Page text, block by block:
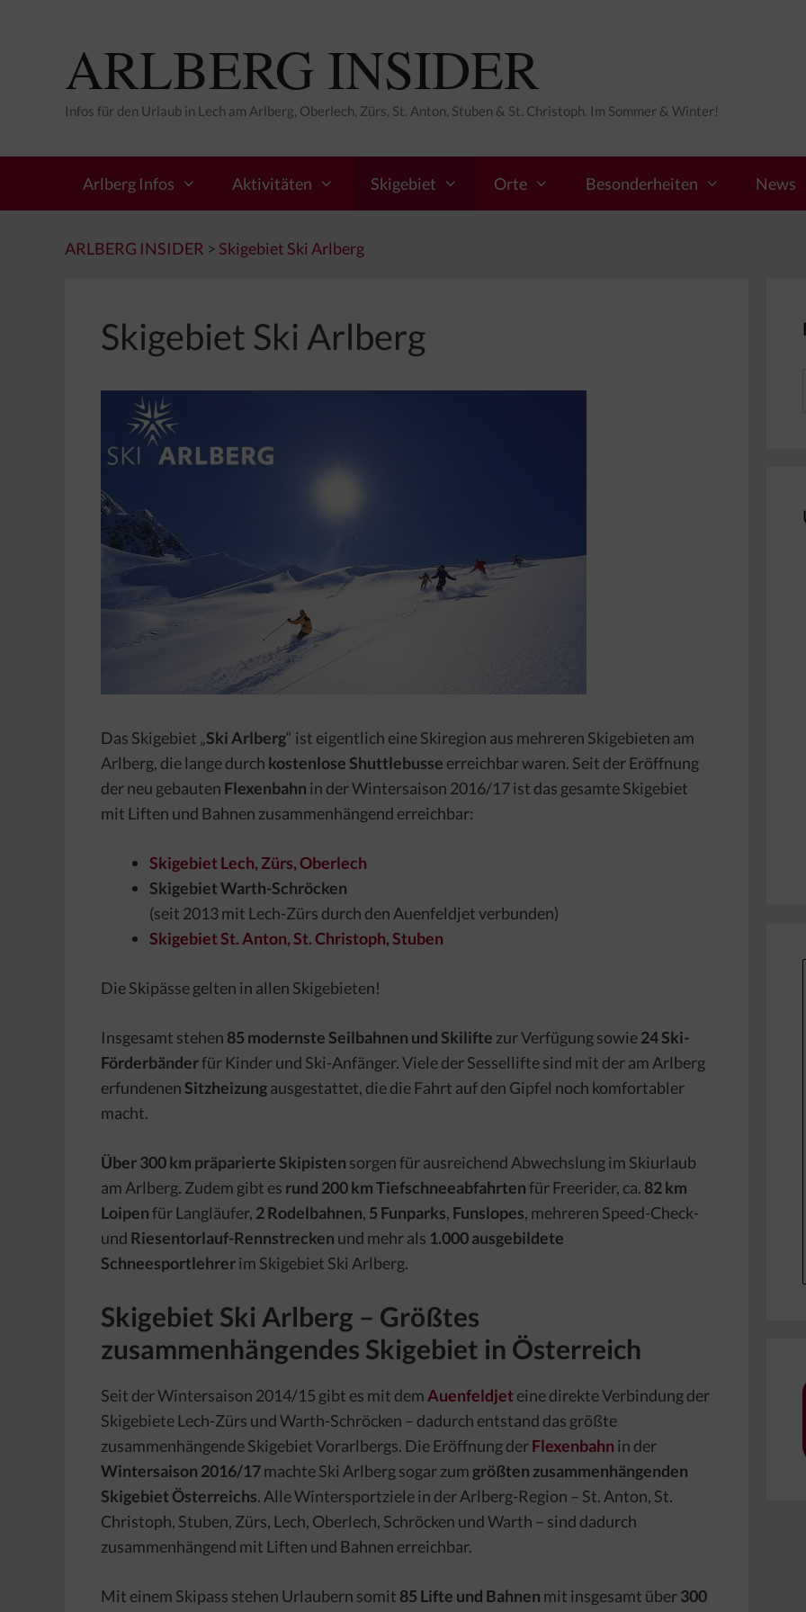
ARLBERG INSIDER
Infos für den Urlaub in Lech am Arlberg, Oberlech, Zürs, St. Anton, Stuben & St. Christoph. Im Sommer & Winter!
Arlberg Infos Aktivitäten Skigebiet Orte Besonderheiten News
ARLBERG INSIDER > Skigebiet Ski Arlberg
Skigebiet Ski Arlberg
Das Skigebiet „Ski Arlberg“ ist eigentlich eine Skiregion aus mehreren Skigebieten am
Arlberg, die lange durch kostenlose Shuttlebusse erreichbar waren. Seit der Eröffnung
der neu gebauten Flexenbahn in der Wintersaison 2016/17 ist das gesamte Skigebiet
mit Liften und Bahnen zusammenhängend erreichbar:
Skigebiet Lech, Zürs, Oberlech
Skigebiet Warth-Schröcken
(seit 2013 mit Lech-Zürs durch den Auenfeldjet verbunden)
Skigebiet St. Anton, St. Christoph, Stuben
Die Skipässe gelten in allen Skigebieten!
Insgesamt stehen 85 modernste Seilbahnen und Skilifte zur Verfügung sowie24 Ski-
Förderbänderfür Kinder und Ski-Anfänger. Viele der Sessellifte sind mit der am Arlberg
erfundenenSitzheizungausgestattet, die die Fahrt auf den Gipfel noch komfortabler
macht.
Über 300 km präparierte Skipisten sorgen für ausreichend Abwechslung im Skiurlaub
am Arlberg. Zudem gibt es rund 200 km Tiefschneeabfahrtenfür Freerider, ca. 82 km
Loipenfür Langläufer, 2 Rodelbahnen, 5 Funparks, Funslopes, mehreren Speed-Check-
und Riesentorlauf-Rennstrecken und mehr als 1.000 ausgebildete
Schneesportlehrerim Skigebiet Ski Arlberg.
Skigebiet Ski Arlberg – Größtes
zusammenhängendes Skigebiet in Österreich
Seit der Wintersaison 2014/15 gibt es mit demAuenfeldjeteine direkte Verbindung der
Skigebiete Lech-Zürs und Warth-Schröcken – dadurch entstand das größte
zusammenhängende Skigebiet Vorarlbergs. Die Eröffnung derFlexenbahn in der
Wintersaison 2016/17machte Ski Arlberg sogar zum größten zusammenhängenden
Skigebiet Österreichs. Alle Wintersportziele in der Arlberg-Region – St. Anton, St.
Christoph, Stuben, Zürs, Lech, Oberlech, Schröcken und Warth – sind dadurch
zusammenhängend mit Liften und Bahnen erreichbar.
Mit einem Skipass stehen Urlaubern somit 85 Lifte und Bahnen mit insgesamt über300